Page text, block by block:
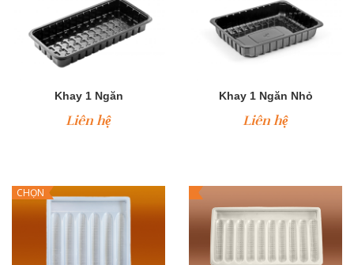
Khay 1 Ngăn
Liên hệ
Khay 1 Ngăn Nhỏ
Liên hệ
CHỌN